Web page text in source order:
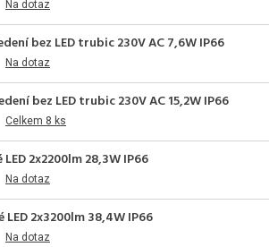
Na dotaz
bez LED trubic 230V AC 7,6W IP66
Na dotaz
bez LED trubic 230V AC 15,2W IP66
Celkem 8 ks
2x2200lm 28,3W IP66
Na dotaz
2x3200lm 38,4W IP66
Na dotaz